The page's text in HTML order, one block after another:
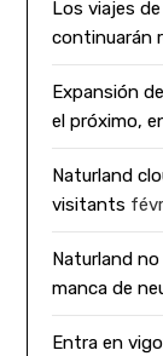
Los viajes
continuarán
Expansión
el próximo,
Naturland
visitants
Naturland
manca de
Entra en